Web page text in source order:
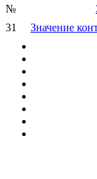
№
31
Значение